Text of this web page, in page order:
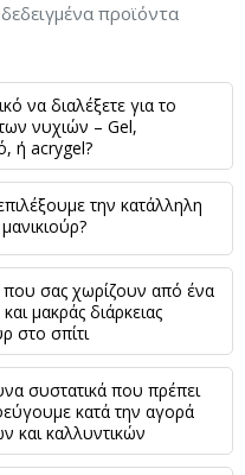
προϊόντα
να διαλέξετε για το
νυχιών – Gel,
ή acrygel?
την κατάλληλη
σας χωρίζουν από ένα
μακράς διάρκειας
στο σπίτι
συστατικά που πρέπει
κατά την αγορά
και καλλυντικών